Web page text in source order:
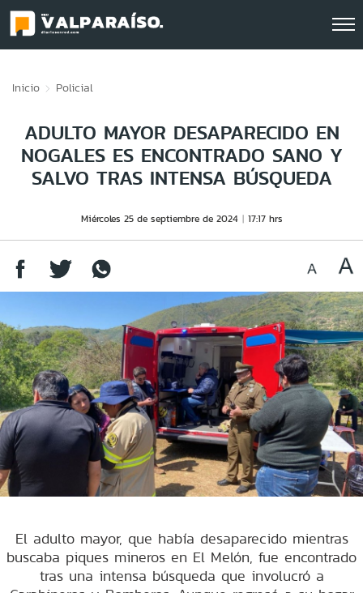
Inicio Policial
ADULTO MAYOR DESAPARECIDO EN
NOGALES ES ENCONTRADO SANO Y
SALVO TRAS INTENSA BÚSQUEDA
Miércoles 25 de septiembre de 2024 17:17 hrs
El adulto mayor, que había desaparecido mientras
buscaba piques mineros en El Melón, fue encontrado
tras una intensa búsqueda que involucró a